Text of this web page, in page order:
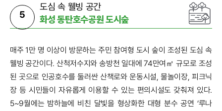
5
도심 속 웰빙 공간
화성 동탄호수공원 도시숲
매주 1만 명 이상이 방문하는 주민 참여형 도시 숲이 조성된 도심 속
웰빙 공간이다. 산척저수지와 송방천 일대에 74만여㎡ 규모로 조성
된 곳으로 인공호수를 둘러싼 산책로와 운동시설, 물놀이장, 피크닉
장 등 시민들이 자유롭게 이용할 수 있는 편의시설도 갖춰져 있다.
5~9월에는 밤하늘에 비친 달빛을 형상화한 대형 분수 공연 ‘루나